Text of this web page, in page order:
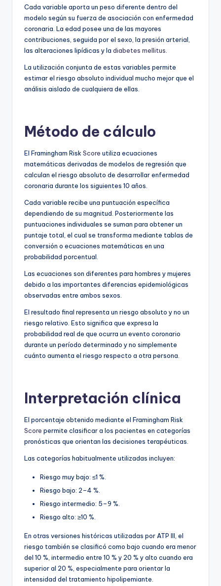
Cada variable aporta un peso diferente dentro del
modelo según su fuerza de asociación con enfermedad
coronaria. La edad posee una de las mayores
contribuciones, seguida por el sexo, la presión arterial,
las alteraciones lipídicas y la diabetes mellitus
La utilización conjunta de estas variables permite
estimar el riesgo absoluto individual mucho mejor que el
análisis aislado de cualquiera de ellas.
Método de cálculo
El Framingham Risk Score utiliza ecuaciones
matemáticas derivadas de modelos de regresión que
calculan el riesgo absoluto de desarrollar enfermedad
coronaria durante los siguientes 10 años.
Cada variable recibe una puntuación específica
dependiendo de su magnitud. Posteriormente las
puntuaciones individuales se suman para obtener un
puntaje total, el cual se transforma mediante tablas de
conversión o ecuaciones matemáticas en una
probabilidad porcentual.
Las ecuaciones son diferentes para hombres y mujeres
debido a las importantes diferencias epidemiológicas
observadas entre ambos sexos.
El resultado final representa un riesgo absoluto y no un
riesgo relativo. Esto significa que expresa la
probabilidad real de que ocurra un evento coronario
durante un período determinado y no simplemente
cuánto aumenta el riesgo respecto a otra persona.
Interpretación clínica
El porcentaje obtenido mediante el Framingham Risk
Score permite clasificar a los pacientes en categorías
pronósticas que orientan las decisiones terapéuticas.
Las categorías habitualmente utilizadas incluyen:
Riesgo muy bajo: ≤1 %.
Riesgo bajo: 2–4 %.
Riesgo intermedio: 5–9 %.
Riesgo alto: ≥10 %.
En otras versiones históricas utilizadas por ATP III, el
riesgo también se clasificó como bajo cuando era menor
del 10 %, intermedio entre 10 % y 20 % y alto cuando era
superior al 20 %, especialmente para orientar la
intensidad del tratamiento hipolipemiante.